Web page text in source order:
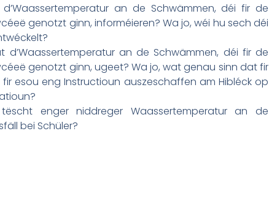
an de Schwämmen, déi fir de
genotzt ginn, informéieren? Wa jo, wéi hu sech déi
an de Schwämmen, déi fir de
genotzt ginn, ugeet? Wa jo, wat genau sinn dat fir
esou eng Instructioun auszeschaffen am Hibléck op
enger niddreger Waassertemperatur an de
bei Schüler?